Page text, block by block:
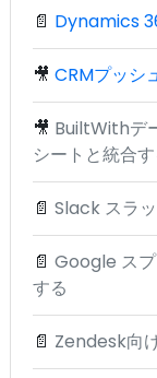
📄 Dynamics
🎥 CRMプッシ
🎥 BuiltWithデ
シートと統合
📄 Slack スラ
📄 Google ス
する
📄 Zendesk向